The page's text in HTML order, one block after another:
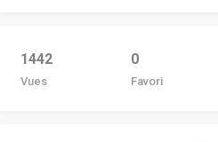
1442
Vues
0
Favori